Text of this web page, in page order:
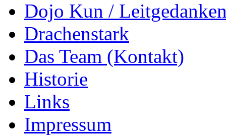
Dojo Kun /
Drachenstark
Das Team (Kontakt)
Historie
Links
Impressum